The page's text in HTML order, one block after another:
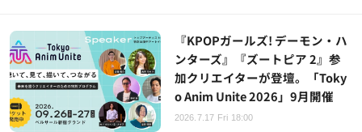
『KPOPガールズ! デーモン・ハ
ンターズ』『ズートピア 2』参
加クリエイターが登壇。「Toky
o Anim Unite 2026」9月開催
2026.7.17 Fri 18:00